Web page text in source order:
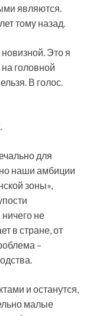
являются.
тому назад.
Это я
головной
В голос.
для
наши амбиции
зоны»,
не
в стране, от
–
и останутся,
малые